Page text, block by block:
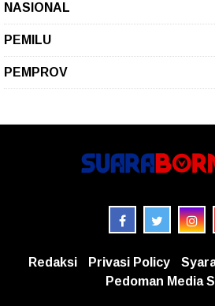
NASIONAL
PEMILU
PEMPROV
Redaksi Privasi Policy
Pedoman Media